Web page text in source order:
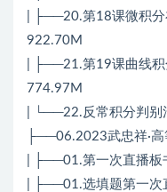
| ├──20.第18课微积
922.70M
| ├──21.第19课曲线
774.97M
| └──22.反常积分判
├──06.2023武忠祥·
| ├──01.第一次直播板
| ├──01.选填题第一